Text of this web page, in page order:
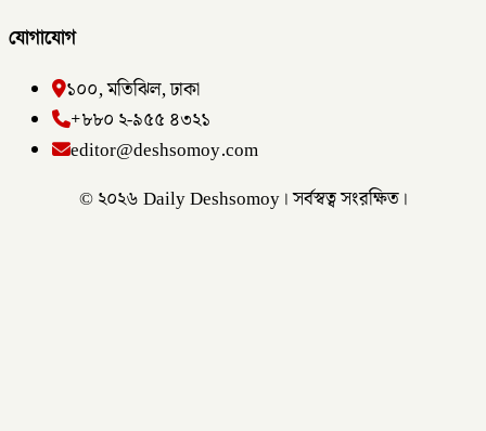
যোগাযোগ
১০০, মতিঝিল, ঢাকা
+৮৮০ ২-৯৫৫ ৪৩২১
editor@deshsomoy.com
© ২০২৬ Daily Deshsomoy। সর্বস্বত্ব সংরক্ষিত।